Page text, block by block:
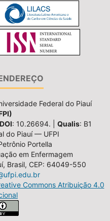
Federal do Piauí
: 10.26694. | Qualis: B1
do Piauí — UFPI
Portella
em Enfermagem
Brasil, CEP: 64049-550
Commons Atribuição 4.0